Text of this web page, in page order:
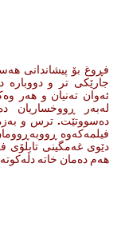
فڕوغ بۆ پیشاندانی
جارێکی تر و دووبارە
ئەوان تەنیان و هەر
لەبەر ڕووخساریان
دەسووتێت. ترس و
فیلمەکەوە
دێوی غەمگینی تابلۆی
هەم دەمان خاتە